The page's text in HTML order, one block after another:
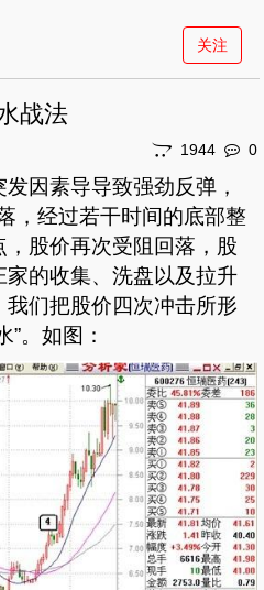
关注
战法
1944 0
因素导导致强劲反弹，
，经过若干时间的底部整
股价再次受阻回落，股
的收集、洗盘以及拉升
们把股价四次冲击所形
”。如图：